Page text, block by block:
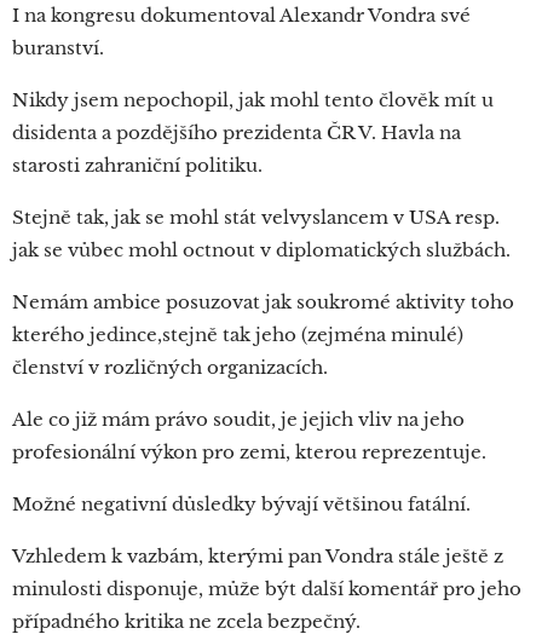
I na kongresu dokumentoval Alexandr Vondra své
buranství.
Nikdy jsem nepochopil, jak mohl tento člověk mít u
disidenta a pozdějšího prezidenta ČR V. Havla na
starosti zahraniční politiku.
Stejně tak, jak se mohl stát velvyslancem v USA resp.
jak se vůbec mohl octnout v diplomatických službách.
Nemám ambice posuzovat jak soukromé aktivity toho
kterého jedince,stejně tak jeho (zejména minulé)
členství v rozličných organizacích.
Ale co již mám právo soudit, je jejich vliv na jeho
profesionální výkon pro zemi, kterou reprezentuje.
Možné negativní důsledky bývají většinou fatální.
Vzhledem k vazbám, kterými pan Vondra stále ještě z
minulosti disponuje, může být další komentář pro jeho
případného kritika ne zcela bezpečný.